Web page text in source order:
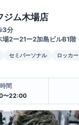
ジム木場店
3分
場2ー21ー2加島ビルB1階
セミパーソナル ロッカー
間
〜22:00